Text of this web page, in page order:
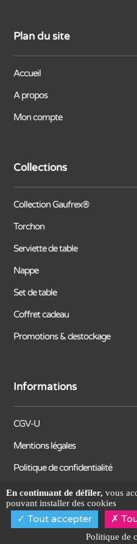
Plan du site
Accueil
A propos
Mon compte
Collections
Collection Gaufrex®
Torchon
Serviette de table
Nappe
Set de table
Coffret cadeau
Promotions & destockage
Informations
CGV-U
Mentions légales
Politique de confidentialité
© 2025 – Site réalisé
En continuant de défiler, vous
pouvant installer des cookies
Tout accepter
Politique de